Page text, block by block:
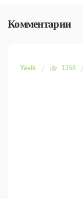
Комментарии
Yavik 1358